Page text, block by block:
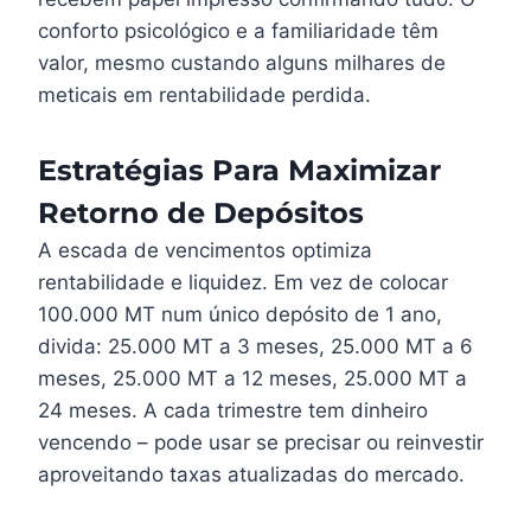
conforto psicológico e a familiaridade têm
valor, mesmo custando alguns milhares de
meticais em rentabilidade perdida.
Estratégias Para Maximizar
Retorno de Depósitos
A escada de vencimentos optimiza
rentabilidade e liquidez. Em vez de colocar
100.000 MT num único depósito de 1 ano,
divida: 25.000 MT a 3 meses, 25.000 MT a 6
meses, 25.000 MT a 12 meses, 25.000 MT a
24 meses. A cada trimestre tem dinheiro
vencendo – pode usar se precisar ou reinvestir
aproveitando taxas atualizadas do mercado.